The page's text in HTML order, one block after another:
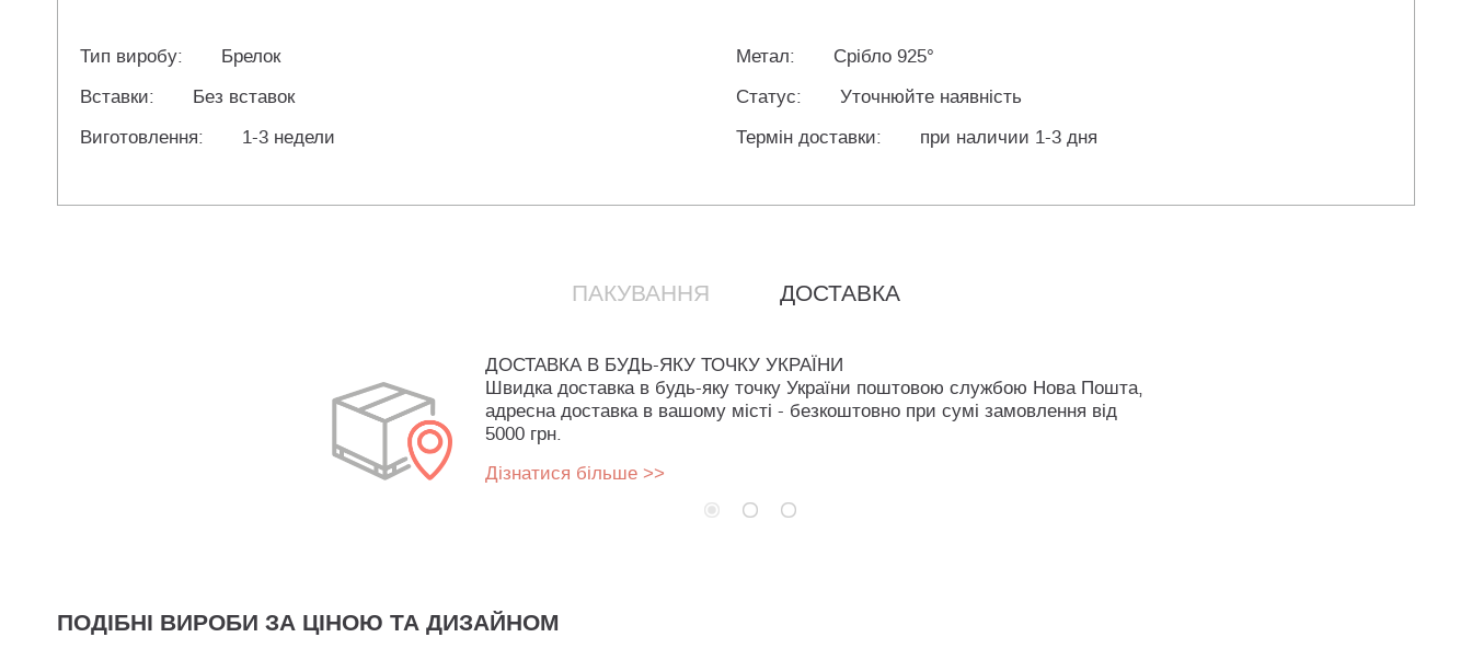
Тип виробу: Брелок Метал:
Срібло 925°
Вставки:
Без вставок Статус:
Уточнюйте наявність
Виготовлення:
1-3 недели Термін доставки: при наличии 1-3 дня
ПАКУВАННЯ ДОСТАВКА
ДОСТАВКА В БУДЬ-ЯКУ ТОЧКУ УКРАЇНИ
Швидка доставка в будь-яку точку України поштовою службою Нова Пошта,
адресна доставка в вашому місті - безкоштовно при сумі замовлення від
5000 грн.
Дізнатися більше >>
ПОДІБНІ ВИРОБИ ЗА ЦІНОЮ ТА ДИЗАЙНОМ